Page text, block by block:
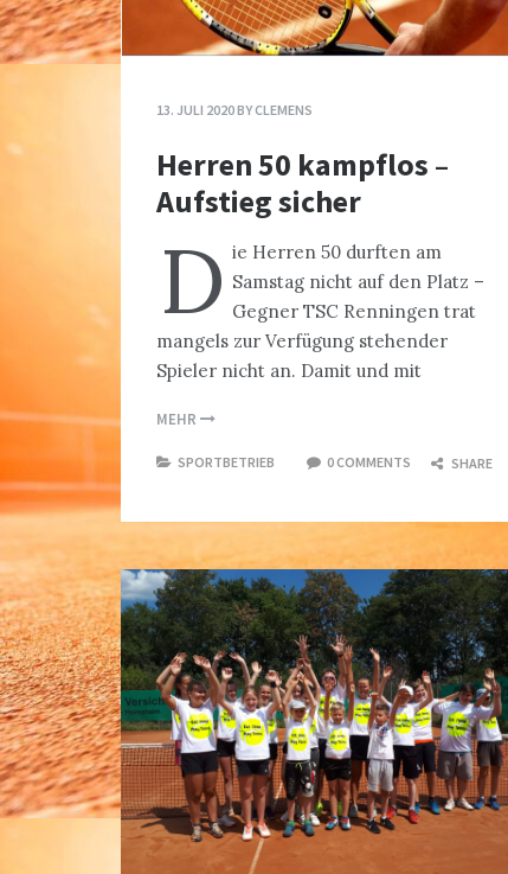
13. JULI 2020BYCLEMENS
Herren 50 kampflos –
Aufstieg sicher
D ie Herren 50 durften am
Samstag nicht auf den Platz –
Gegner TSC Renningen trat
mangels zur Verfügung stehender
Spieler nicht an. Damit und mit
MEHR
SPORTBETRIEB 0 COMMENTS SHARE